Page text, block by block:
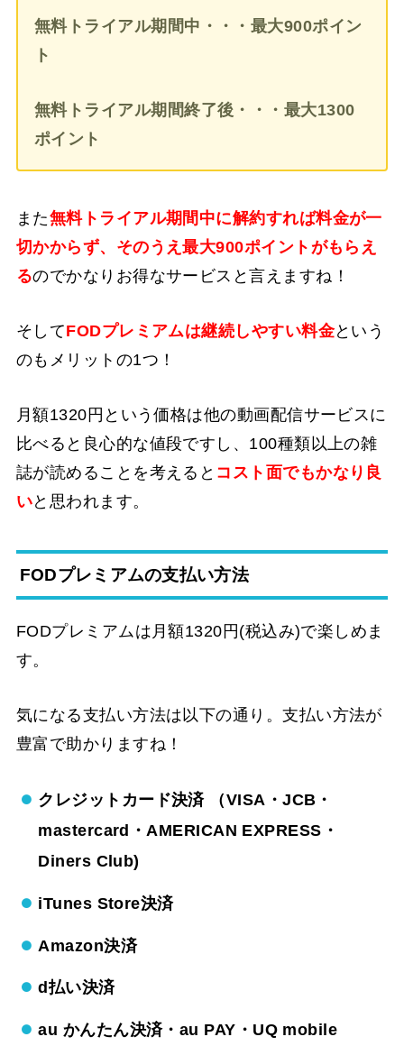
無料トライアル期間中・・・最大900ポイン
ト
無料トライアル期間終了後・・・最大1300
ポイント
また無料トライアル期間中に解約すれば料金が一
切かからず、そのうえ最大900ポイントがもらえ
るのでかなりお得なサービスと言えますね！
そしてFODプレミアムは継続しやすい料金という
のもメリットの1つ！
月額1320円という価格は他の動画配信サービスに
比べると良心的な値段ですし、100種類以上の雑
誌が読めることを考えると コスト面でもかなり良
いと思われます。
FODプレミアムの支払い方法
FODプレミアムは月額1320円(税込み)で楽しめま
す。
気になる支払い方法は以下の通り。支払い方法が
豊富で助かりますね！
クレジットカード決済 （VISA・JCB・
mastercard・AMERICAN EXPRESS・
Diners Club)
iTunes Store決済
Amazon決済
d払い決済
au かんたん決済・au PAY・UQ mobile